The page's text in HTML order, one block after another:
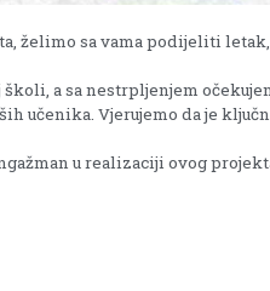
želimo sa vama podijeliti
a sa nestrpljenjem
učenika. Vjerujemo da je
u realizaciji ovog